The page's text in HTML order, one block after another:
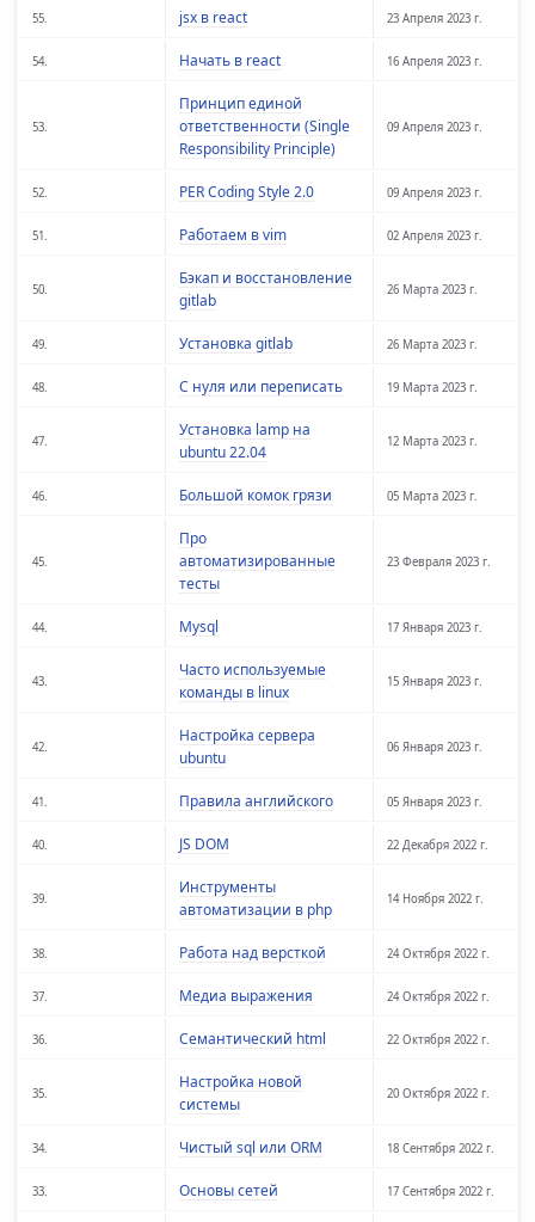
55. jsx в react 23 Апреля 2023 г.
54. Начать в react 16 Апреля 2023 г.
53.
Принцип единой
ответственности (Single
Responsibility Principle)
09 Апреля 2023 г.
52. PER Coding Style 2.0 09 Апреля 2023 г.
51. Работаем в vim 02 Апреля 2023 г.
50.
Бэкап и восстановление
gitlab
26 Марта 2023 г.
49. Установка gitlab 26 Марта 2023 г.
48. С нуля или переписать 19 Марта 2023 г.
47.
Установка lamp на
ubuntu 22.04
12 Марта 2023 г.
46. Большой комок грязи 05 Марта 2023 г.
45.
Про
автоматизированные
тесты
23 Февраля 2023 г.
44. Mysql 17 Января 2023 г.
43.
Часто используемые
команды в linux
15 Января 2023 г.
42.
Настройка сервера
ubuntu
06 Января 2023 г.
41. Правила английского 05 Января 2023 г.
40. JS DOM 22 Декабря 2022 г.
39.
Инструменты
автоматизации в php
14 Ноября 2022 г.
38. Работа над версткой 24 Октября 2022 г.
37. Медиа выражения 24 Октября 2022 г.
36. Семантический html 22 Октября 2022 г.
35.
Настройка новой
системы
20 Октября 2022 г.
34. Чистый sql или ORM 18 Сентября 2022 г.
33. Основы сетей 17 Сентября 2022 г.